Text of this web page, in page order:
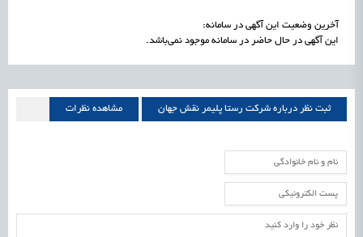
آخرین وضعیت این آگهی در سامانه:
این آگهی در حال حاضر در سامانه موجود نمی‌باشد.
ثبت نظر درباره شرکت رستا پلیمر نقش جهان مشاهده نظرات
شرکت رستا پلیمر نقش جهان